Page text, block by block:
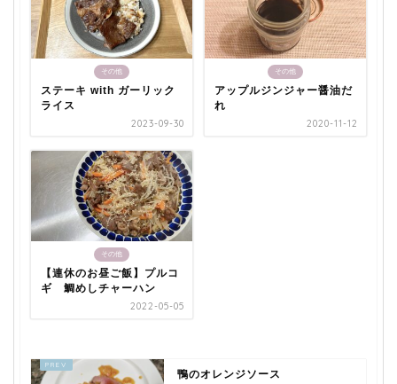
その他
ステーキ with ガーリック
ライス
2023-09-30
その他
アップルジンジャー醤油だ
れ
2020-11-12
その他
【連休のお昼ご飯】プルコ
ギ 鯛めしチャーハン
2022-05-05
鴨のオレンジソース